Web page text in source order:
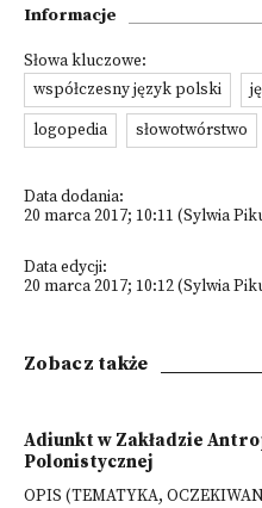
Informacje
Słowa kluczowe:
współczesny język polski
logopedia
słowotwórstwo
Data dodania:
20 marca 2017; 10:11 (Sylwia
Data edycji:
20 marca 2017; 10:12 (Sylwia
Zobacz także
Adiunkt w Zakładzie
Polonistycznej
OPIS (TEMATYKA,